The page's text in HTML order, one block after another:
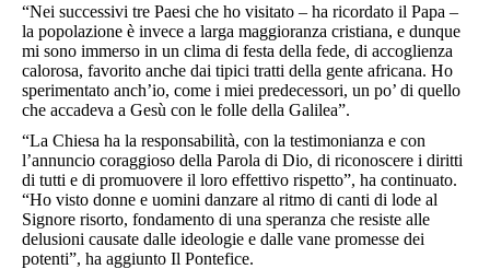
“Nei successivi tre Paesi che ho visitato – ha ricordato il Papa –
la popolazione è invece a larga maggioranza cristiana, e dunque
mi sono immerso in un clima di festa della fede, di accoglienza
calorosa, favorito anche dai tipici tratti della gente africana. Ho
sperimentato anch’io, come i miei predecessori, un po’ di quello
che accadeva a Gesù con le folle della Galilea”.
“La Chiesa ha la responsabilità, con la testimonianza e con
l’annuncio coraggioso della Parola di Dio, di riconoscere i diritti
di tutti e di promuovere il loro effettivo rispetto”, ha continuato.
“Ho visto donne e uomini danzare al ritmo di canti di lode al
Signore risorto, fondamento di una speranza che resiste alle
delusioni causate dalle ideologie e dalle vane promesse dei
potenti”, ha aggiunto Il Pontefice.